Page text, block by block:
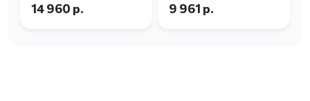
14 960 р. 9 961 р.